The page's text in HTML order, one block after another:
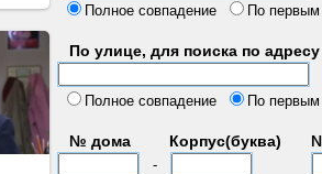
Полное совпадение По
По улице, для поиска по адресу
Полное совпадение
По
№ дома Корпус(буква)
-